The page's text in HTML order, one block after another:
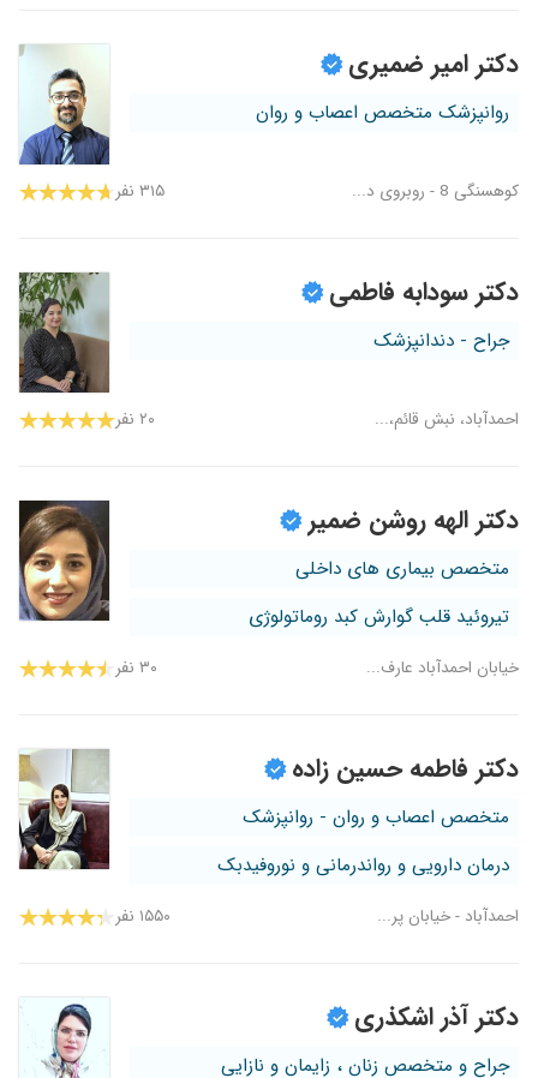
دکتر امیر ضمیری
روانپزشک متخصص اعصاب و روان
کوهسنگی 8 - روبروی د... ۳۱۵ نفر
دکتر سودابه فاطمی
جراح - دندانپزشک
احمدآباد، نبش قائم،... ۲۰ نفر
دکتر الهه روشن ضمیر
متخصص بیماری های داخلی
تیروئید قلب گوارش کبد روماتولوژی
خیابان احمدآباد عارف... ۳۰ نفر
دکتر فاطمه حسین زاده
متخصص اعصاب و روان - روانپزشک
درمان دارویی و رواندرمانی و نوروفیدبک
احمدآباد - خیابان پر... ۱۵۵۰ نفر
دکتر آذر اشکذری
جراح و متخصص زنان ، زایمان و نازایی